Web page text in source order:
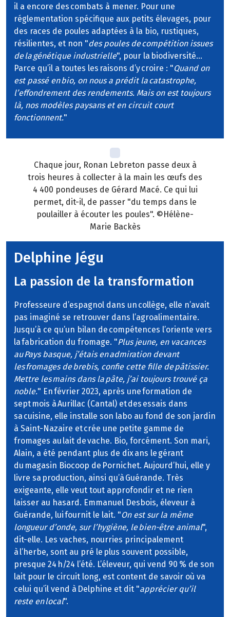
il a encore des combats à mener. Pour une
réglementation spécifique aux petits élevages, pour
des races de poules adaptées à la bio, rustiques,
résilientes, et non "des poules de compétition issues
de la génétique industrielle", pour la biodiversité…
Parce qu’il a toutes les raisons d’y croire : "Quand on
est passé en bio, on nous a prédit la catastrophe,
l’effondrement des rendements. Mais on est toujours
là, nos modèles paysans et en circuit court
fonctionnent."
Chaque jour, Ronan Lebreton passe deux à
trois heures à collecter à la main les œufs des
4 400 pondeuses de Gérard Macé. Ce qui lui
permet, dit-il, de passer "du temps dans le
poulailler à écouter les poules". ©Hélène-
Marie Backès
Delphine Jégu
La passion de la transformation
Professeure d’espagnol dans un collège, elle n’avait
pas imaginé se retrouver dans l’agroalimentaire.
Jusqu’à ce qu’un bilan de compétences l’oriente vers
la fabrication du fromage. "Plus jeune, en vacances
au Pays basque, j’étais en admiration devant
les fromages de brebis, confie cette fille de pâtissier.
Mettre les mains dans la pâte, j’ai toujours trouvé ça
noble." En février 2023, après une formation de
sept mois à Aurillac (Cantal) et des essais dans
sa cuisine, elle installe son labo au fond de son jardin
à Saint-Nazaire et crée une petite gamme de
fromages au lait de vache. Bio, forcément. Son mari,
Alain, a été pendant plus de dix ans le gérant
du magasin Biocoop de Pornichet. Aujourd’hui, elle y
livre sa production, ainsi qu’à Guérande. Très
exigeante, elle veut tout approfondir et ne rien
laisser au hasard. Emmanuel Desbois, éleveur à
Guérande, lui fournit le lait. "On est sur la même
longueur d’onde, sur l’hygiène, le bien-être animal",
dit-elle. Les vaches, nourries principalement
à l’herbe, sont au pré le plus souvent possible,
presque 24 h/24 l’été. L’éleveur, qui vend 90 % de son
lait pour le circuit long, est content de savoir où va
celui qu’il vend à Delphine et dit "apprécier qu’il
reste en local".